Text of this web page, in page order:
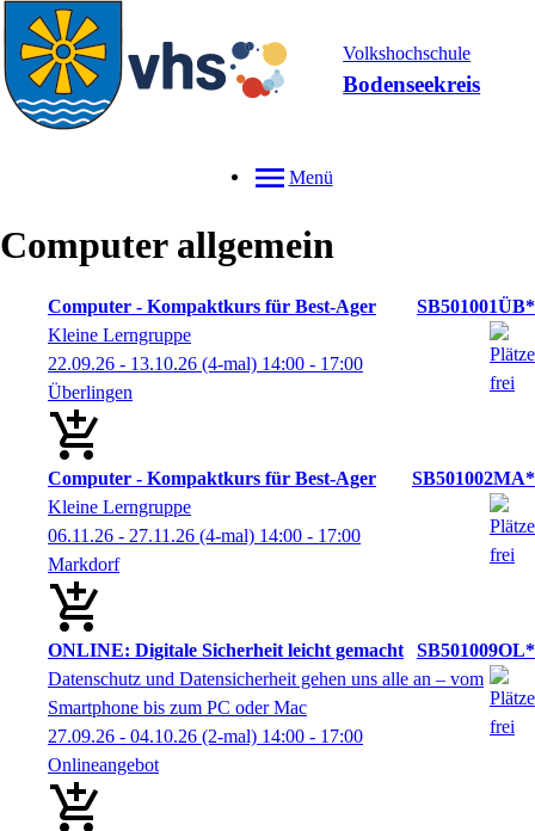
Volkshochschule
Bodenseekreis
Menü
Computer allgemein
Computer - Kompaktkurs für Best-Ager
SB501001ÜB*
Kleine Lerngruppe
22.09.26 - 13.10.26 (4-mal) 14:00 - 17:00
Überlingen
Computer - Kompaktkurs für Best-Ager
SB501002MA*
Kleine Lerngruppe
06.11.26 - 27.11.26 (4-mal) 14:00 - 17:00
Markdorf
ONLINE: Digitale Sicherheit leicht gemacht
SB501009OL*
Datenschutz und Datensicherheit gehen uns alle an – vom
Smartphone bis zum PC oder Mac
27.09.26 - 04.10.26 (2-mal) 14:00 - 17:00
Onlineangebot